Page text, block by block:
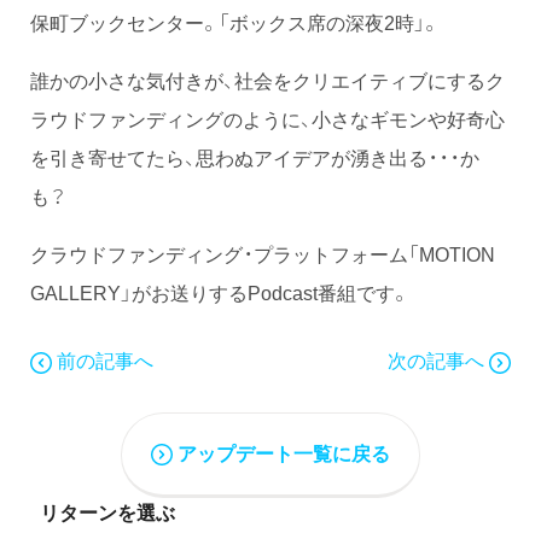
保町ブックセンター。「ボックス席の深夜2時」。
誰かの小さな気付きが、社会をクリエイティブにするク
ラウドファンディングのように、小さなギモンや好奇心
を引き寄せてたら、思わぬアイデアが湧き出る・・・か
も？
クラウドファンディング・プラットフォーム「MOTION
GALLERY」がお送りするPodcast番組です。
前の記事へ 次の記事へ
アップデート一覧に戻る
リターンを選ぶ